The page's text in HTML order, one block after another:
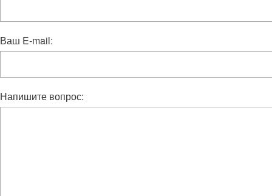
Ваш E-mail:
Напишите вопрос: